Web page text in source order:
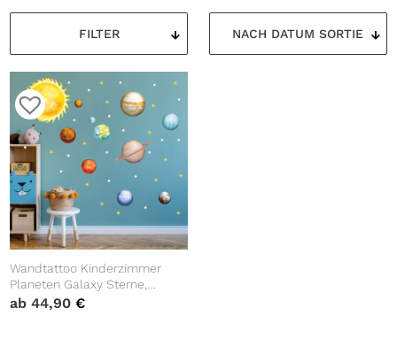
FILTER
Wandtattoo Kinderzimmer
Planeten Galaxy Sterne,
Dekoration Babyzimmer
ab44,90€